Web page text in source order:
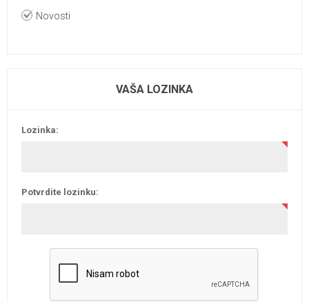
Novosti
VAŠA LOZINKA
Lozinka:
Potvrdite lozinku: